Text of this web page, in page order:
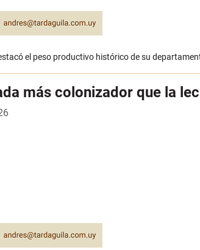
el peso productivo histórico de su
más colonizador que la